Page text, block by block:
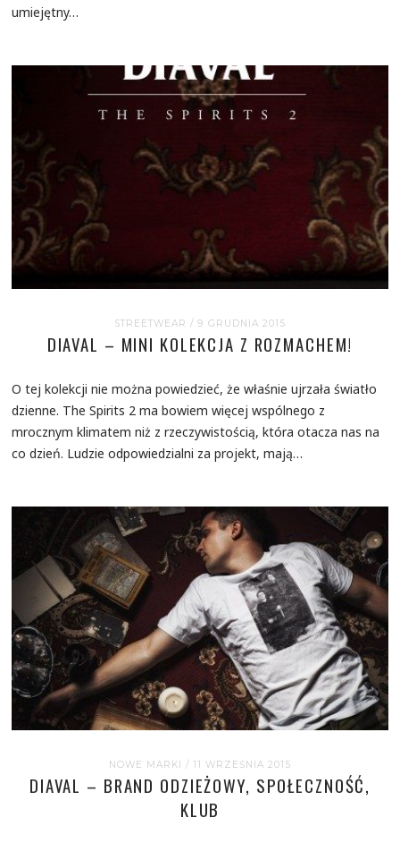
umiejętny…
STREETWEAR / 9 GRUDNIA 2015
DIAVAL – MINI KOLEKCJA Z ROZMACHEM!
O tej kolekcji nie można powiedzieć, że właśnie ujrzała światło
dzienne. The Spirits 2 ma bowiem więcej wspólnego z
mrocznym klimatem niż z rzeczywistością, która otacza nas na
co dzień. Ludzie odpowiedzialni za projekt, mają…
NOWE MARKI / 11 WRZEŚNIA 2015
DIAVAL – BRAND ODZIEŻOWY, SPOŁECZNOŚĆ,
KLUB